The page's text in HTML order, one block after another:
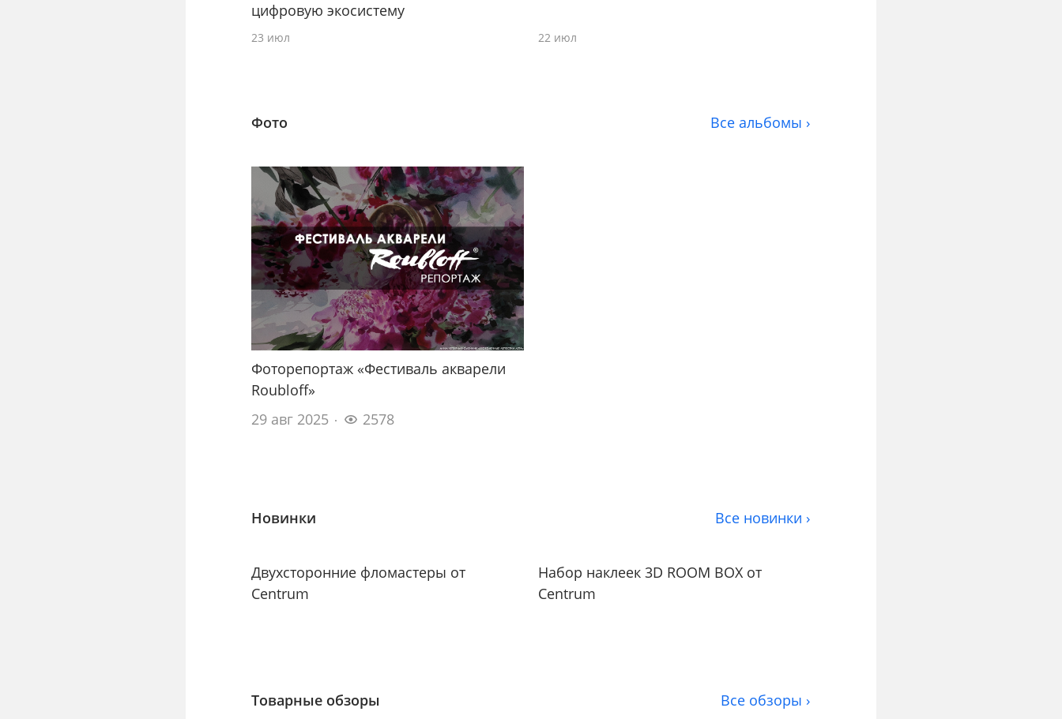
цифровую экосистему
23 июл 22 июл
Фото Все альбомы ›
Фоторепортаж «Фестиваль акварели
Roubloff»
29 авг 2025
2578
Новинки Все новинки ›
Двухсторонние фломастеры от
Centrum
Набор наклеек 3D ROOM BOX от
Centrum
Товарные обзоры Все обзоры ›